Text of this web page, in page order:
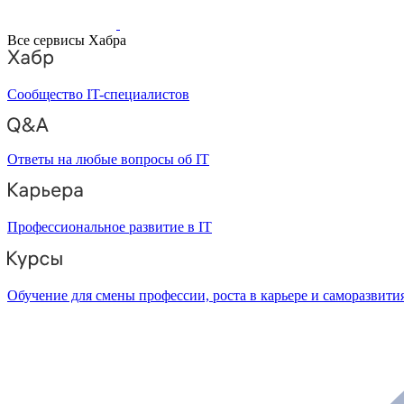
Все сервисы Хабра
Сообщество IT-специалистов
Ответы на любые вопросы об IT
Профессиональное развитие в IT
Обучение для смены профессии, роста в карьере и